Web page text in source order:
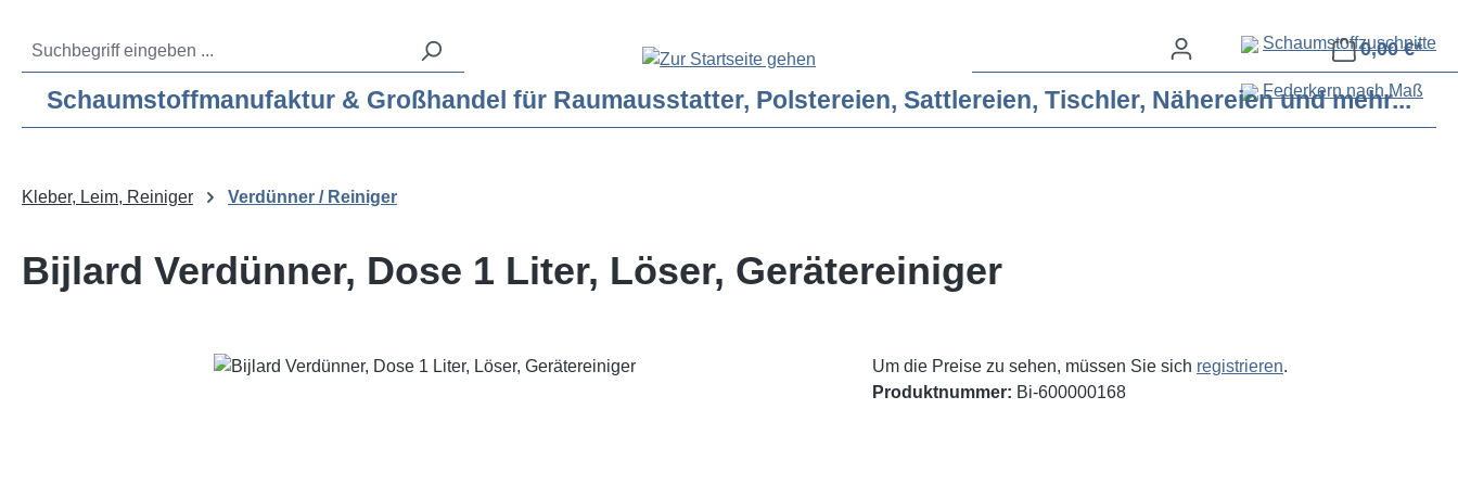
Service-Hotline: 04193 – 80 515 10 Schaumstoffzuschnitte
Federkern nach Maß
0,00 €*
Schaumstoffmanufaktur & Großhandel für Raumausstatter, Polstereien, Sattlereien, Tischler, Nähereien und mehr...
Kleber, Leim, Reiniger Verdünner / Reiniger
Bijlard Verdünner, Dose 1 Liter, Löser, Gerätereiniger
Bildergalerie überspringen Um die Preise zu sehen, müssen Sie sich registrieren.
Produktnummer: Bi-600000168